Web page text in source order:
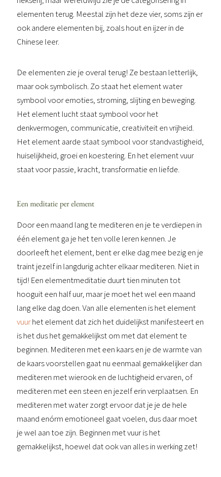
elementen terug. Meestal zijn het deze vier, soms zijn er
ook andere elementen bij, zoals hout en ijzer in de
Chinese leer.
De elementen zie je overal terug! Ze bestaan letterlijk,
maar ook symbolisch. Zo staat het element water
symbool voor emoties, stroming, slijting en beweging.
Het element lucht staat symbool voor het
denkvermogen, communicatie, creativiteit en vrijheid.
Het element aarde staat symbool voor standvastigheid,
huiselijkheid, groei en koestering. En het element vuur
staat voor passie, kracht, transformatie en liefde.
Een meditatie per element
Door een maand lang te mediteren en je te verdiepen in
één element ga je het ten volle leren kennen. Je
doorleeft het element, bent er elke dag mee bezig en je
traint jezelf in langdurig achter elkaar mediteren. Niet in
tijd! Een elementmeditatie duurt tien minuten tot
hooguit een half uur, maar je moet het wel een maand
lang elke dag doen. Van alle elementen is het element
vuurhet element dat zich het duidelijkst manifesteert en
is het dus het gemakkelijkst om met dat element te
beginnen. Mediteren met een kaars en je de warmte van
de kaars voorstellen gaat nu eenmaal gemakkelijker dan
mediteren met wierook en de luchtigheid ervaren, of
mediteren met een steen en jezelf erin verplaatsen. En
mediteren met water zorgt ervoor dat je je de hele
maand enórm emotioneel gaat voelen, dus daar moet
je wel aan toe zijn. Beginnen met vuur is het
gemakkelijkst, hoewel dat ook van alles in werking zet!